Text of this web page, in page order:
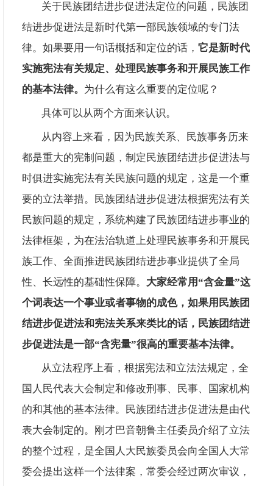
关于民族团结进步促进法定位的问题，民族团
结进步促进法是新时代第一部民族领域的专门法
律。如果要用一句话概括和定位的话， 它是新时代
实施宪法有关规定、处理民族事务和开展民族工作
的基本法律。 为什么有这么重要的定位呢？
具体可以从两个方面来认识。
从内容上来看，因为民族关系、民族事务历来
都是重大的宪制问题，制定民族团结进步促进法与
时俱进实施宪法有关民族问题的规定，这是一个重
要的立法举措。民族团结进步促进法根据宪法有关
民族问题的规定，系统构建了民族团结进步事业的
法律框架，为在法治轨道上处理民族事务和开展民
族工作、全面推进民族团结进步事业提供了全局
性、长远性的基础性保障。 大家经常用“含金量”这
个词表达一个事业或者事物的成色，如果用民族团
结进步促进法和宪法关系来类比的话，民族团结进
步促进法是一部“含宪量”很高的重要基本法律。
从立法程序上看，根据宪法和立法法规定，全
国人民代表大会制定和修改刑事、民事、国家机构
的和其他的基本法律。民族团结进步促进法是由代
表大会制定的。刚才巴音朝鲁主任委员介绍了立法
的整个过程，是全国人大民族委员会向全国人大常
委会提出这样一个法律案，常委会经过两次审议，